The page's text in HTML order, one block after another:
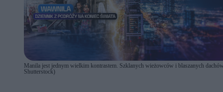
Manila jest jednym wielkim kontrastem. Szklanych wieżowców i blaszanych
Shutterstock)